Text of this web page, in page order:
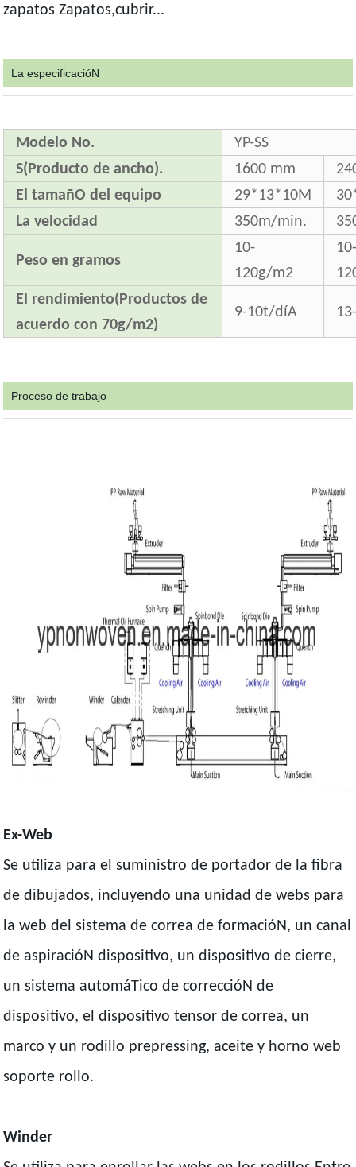
zapatos Zapatos,cubrir...
La especificacióN
Modelo No.
YP-SS
S(Producto de ancho).
1600 mm
El tamañO del equipo
29*13*10M
La velocidad
350m/min.
Peso en gramos
10-
120g/m2
El rendimiento(Productos de
acuerdo con 70g/m2)
9-10t/díA
Proceso de trabajo
Ex-Web
Se utiliza para el suministro de portador de la fibra
de dibujados, incluyendo una unidad de webs para
la web del sistema de correa de formacióN, un canal
de aspiracióN dispositivo, un dispositivo de cierre,
un sistema automáTico de correccióN de
dispositivo, el dispositivo tensor de correa, un
marco y un rodillo prepressing, aceite y horno web
soporte rollo.
Winder